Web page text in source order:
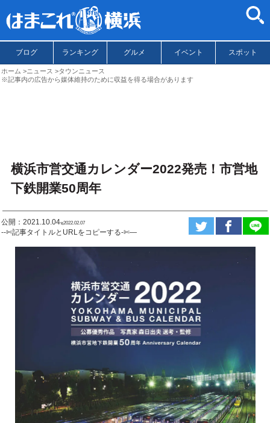
ブログ ランキング グルメ イベント スポット
ホーム ニュース
タウンニュース
※記事内の広告から媒体維持のために収益を得る場合があります
横浜市営交通カレンダー2022発売！市営地
下鉄開業50周年
公開：2021.10.04ಇ2022.02.07
--✄記事タイトルとURLをコピーする-✄—